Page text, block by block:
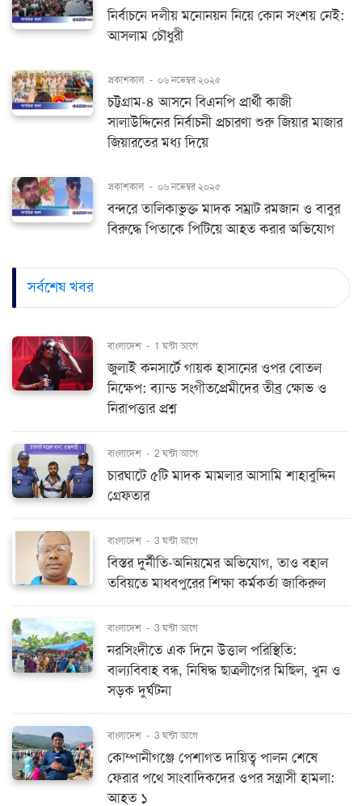
নির্বাচনে দলীয় মনোনয়ন নিয়ে কোন সংশয় নেই:
আসলাম চৌধুরী
প্রকাশকাল - ০৬ নভেম্বর ২০২৫
চট্টগ্রাম-৪ আসনে বিএনপি প্রার্থী কাজী
সালাউদ্দিনের নির্বাচনী প্রচারণা শুরু জিয়ার মাজার
জিয়ারতের মধ্য দিয়ে
প্রকাশকাল - ০৬ নভেম্বর ২০২৫
বন্দরে তালিকাভুক্ত মাদক সম্রাট রমজান ও বাবুর
বিরুদ্ধে পিতাকে পিটিয়ে আহত করার অভিযোগ
সর্বশেষ খবর
বাংলাদেশ - 1 ঘন্টা আগে
জুলাই কনসার্টে গায়ক হাসানের ওপর বোতল
নিক্ষেপ: ব্যান্ড সংগীতপ্রেমীদের তীব্র ক্ষোভ ও
নিরাপত্তার প্রশ্ন
বাংলাদেশ - 2 ঘন্টা আগে
চারঘাটে ৫টি মাদক মামলার আসামি শাহাবুদ্দিন
গ্রেফতার
বাংলাদেশ - 3 ঘন্টা আগে
বিস্তর দুর্নীতি-অনিয়মের অভিযোগ, তাও বহাল
তবিয়তে মাধবপুরের শিক্ষা কর্মকর্তা জাকিরুল
বাংলাদেশ - 3 ঘন্টা আগে
নরসিংদীতে এক দিনে উত্তাল পরিস্থিতি:
বাল্যবিবাহ বন্ধ, নিষিদ্ধ ছাত্রলীগের মিছিল, খুন ও
সড়ক দুর্ঘটনা
বাংলাদেশ - 3 ঘন্টা আগে
কোম্পানীগঞ্জে পেশাগত দায়িত্ব পালন শেষে
ফেরার পথে সাংবাদিকদের ওপর সন্ত্রাসী হামলা:
আহত ১